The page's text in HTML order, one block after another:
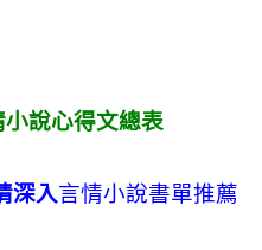
說心得文總表
深入言情小說書單推薦